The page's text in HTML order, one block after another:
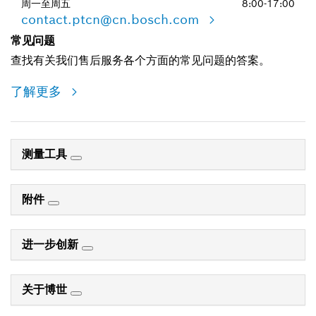
周一至周五 8:00-17:00
contact.ptcn@cn.bosch.com
常见问题
查找有关我们售后服务各个方面的常见问题的答案。
了解更多
测量工具
附件
进一步创新
关于博世